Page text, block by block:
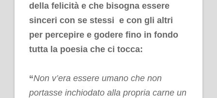
della felicità e che bisogna essere
sinceri con se stessi e con gli altri
per percepire e godere fino in fondo
tutta la poesia che ci tocca:
“Non v’era essere umano che non
portasse inchiodato alla propria carne un